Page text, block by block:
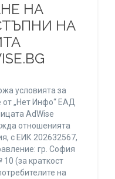
НА
НА
условията за
от „Нет Инфо“ ЕАД
AdWise
отношенията
с ЕИК 202632567,
гр. София
(за краткост
на